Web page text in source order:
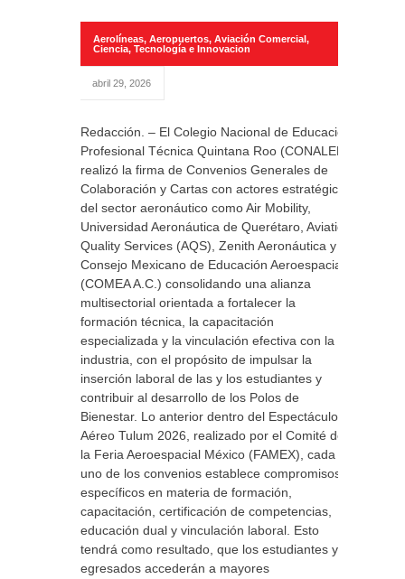
Aerolíneas, Aeropuertos, Aviación Comercial,
Ciencia, Tecnología e Innovacion
abril 29, 2026
Redacción. – El Colegio Nacional de Educación
Profesional Técnica Quintana Roo (CONALEP)
realizó la firma de Convenios Generales de
Colaboración y Cartas con actores estratégicos
del sector aeronáutico como Air Mobility,
Universidad Aeronáutica de Querétaro, Aviation
Quality Services (AQS), Zenith Aeronáutica y el
Consejo Mexicano de Educación Aeroespacial
(COMEA A.C.) consolidando una alianza
multisectorial orientada a fortalecer la
formación técnica, la capacitación
especializada y la vinculación efectiva con la
industria, con el propósito de impulsar la
inserción laboral de las y los estudiantes y
contribuir al desarrollo de los Polos de
Bienestar. Lo anterior dentro del Espectáculo
Aéreo Tulum 2026, realizado por el Comité de
la Feria Aeroespacial México (FAMEX), cada
uno de los convenios establece compromisos
específicos en materia de formación,
capacitación, certificación de competencias,
educación dual y vinculación laboral. Esto
tendrá como resultado, que los estudiantes y
egresados accederán a mayores